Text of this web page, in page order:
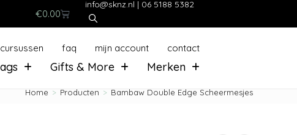
€0.00
info@sknz.nl | 06 5188 5382
cursussen faq mijn account contact
Gifts & More Merken
Home > Producten > Bambaw Double Edge Scheermesjes